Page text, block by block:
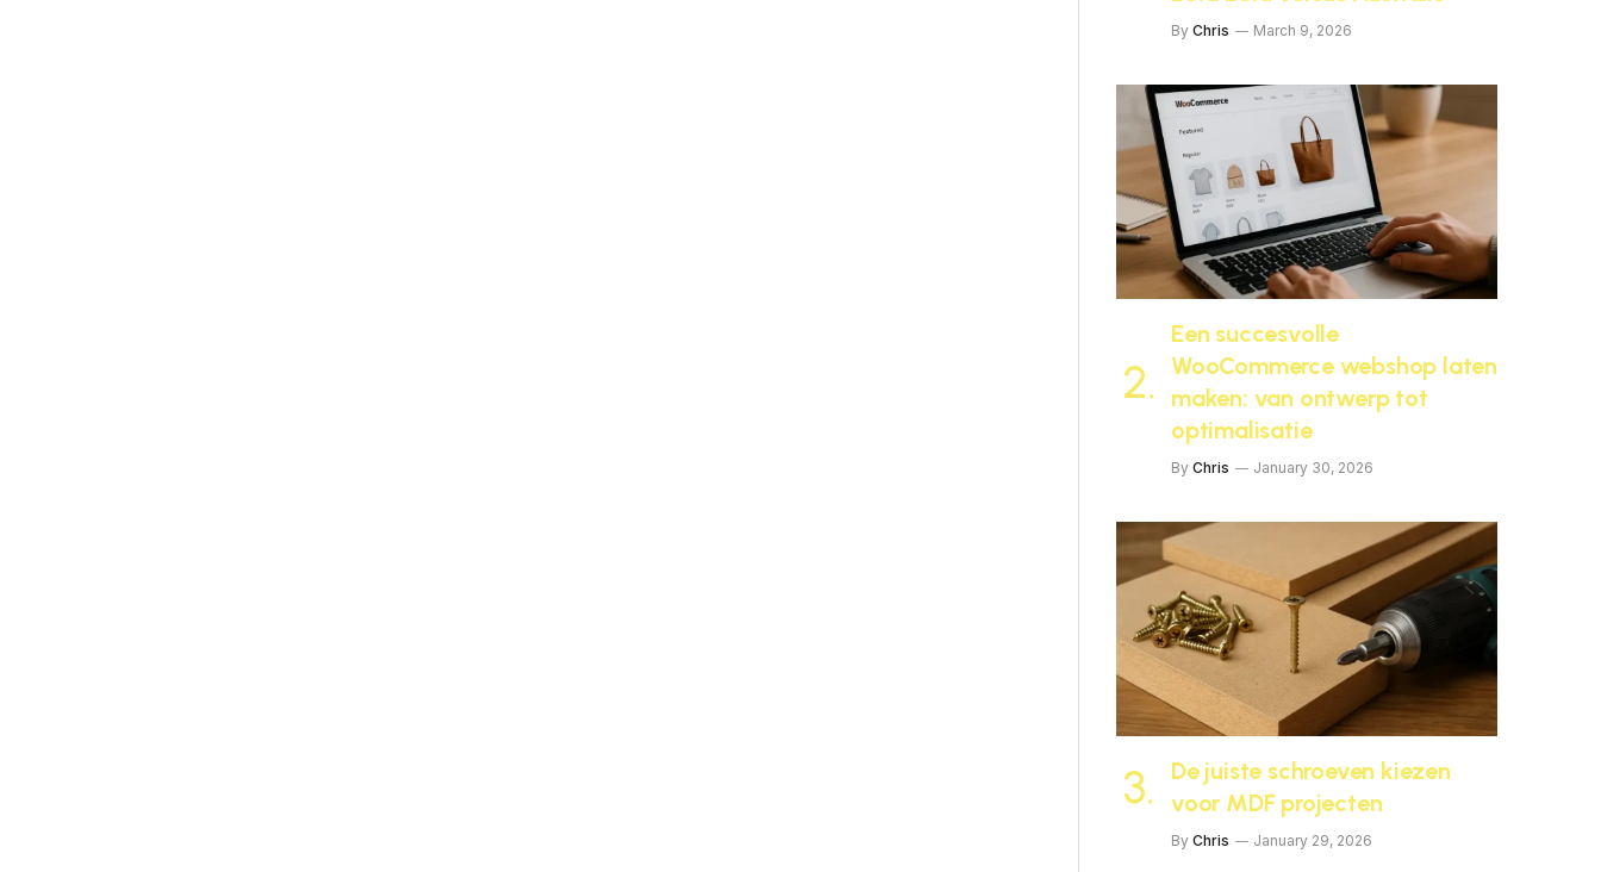
By Chris March 9, 2026
Een succesvolle
WooCommerce webshop laten
maken: van ontwerp tot
optimalisatie
By Chris January 30, 2026
De juiste schroeven kiezen
voor MDF projecten
By Chris January 29, 2026